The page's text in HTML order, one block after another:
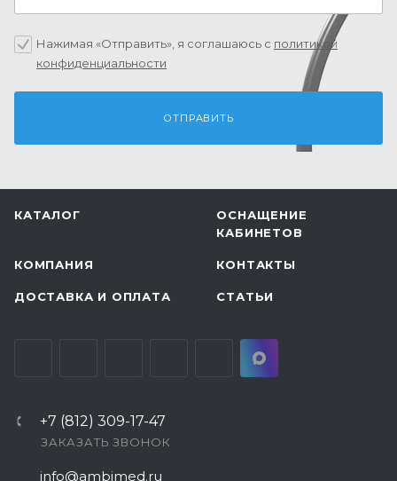
Нажимая «Отправить», я соглашаюсь c политикой
конфиденциальности
КАТАЛОГ
ОСНАЩЕНИЕ
КАБИНЕТОВ
КОМПАНИЯ КОНТАКТЫ
ДОСТАВКА И ОПЛАТА СТАТЬИ
+7 (812) 309-17-47
ЗАКАЗАТЬ ЗВОНОК
info@ambimed.ru